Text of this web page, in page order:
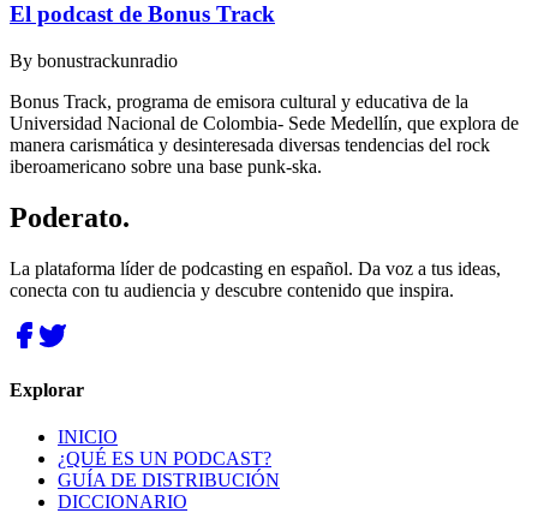
El podcast de Bonus Track
By bonustrackunradio
Bonus Track, programa de emisora cultural y educativa de la
Universidad Nacional de Colombia- Sede Medellín, que explora de
manera carismática y desinteresada diversas tendencias del rock
iberoamericano sobre una base punk-ska.
Poderato.
La plataforma líder de podcasting en español. Da voz a tus ideas,
conecta con tu audiencia y descubre contenido que inspira.
Explorar
INICIO
¿QUÉ ES UN PODCAST?
GUÍA DE DISTRIBUCIÓN
DICCIONARIO